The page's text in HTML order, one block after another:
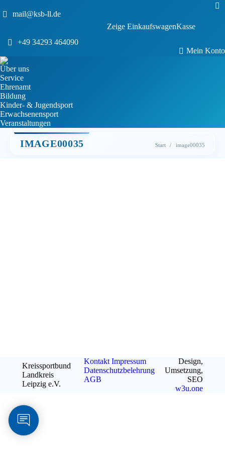
mail@ksb-ll.de
+49 34293 464090
Zeige EinkaufswagenKasse
Mein Konto
Über uns
Service
Ehrenamt
Bildung
Kinder- & Jugendsport
Erwachsenensport
Veranstaltungen
IMAGE00035
Sie befinden sich
Start image00035
Kreissportbund
Landkreis
Leipzig e.V.
Kontakt Impressum
Datenschutzbelehrung
AGB
Design,
Umsetzung,
SEO
w3u.one